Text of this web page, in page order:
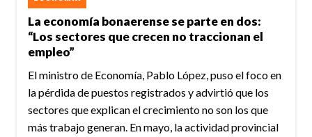
La economía bonaerense se parte en dos:
“Los sectores que crecen no traccionan el
empleo”
El ministro de Economía, Pablo López, puso el foco en
la pérdida de puestos registrados y advirtió que los
sectores que explican el crecimiento no son los que
más trabajo generan. En mayo, la actividad provincial